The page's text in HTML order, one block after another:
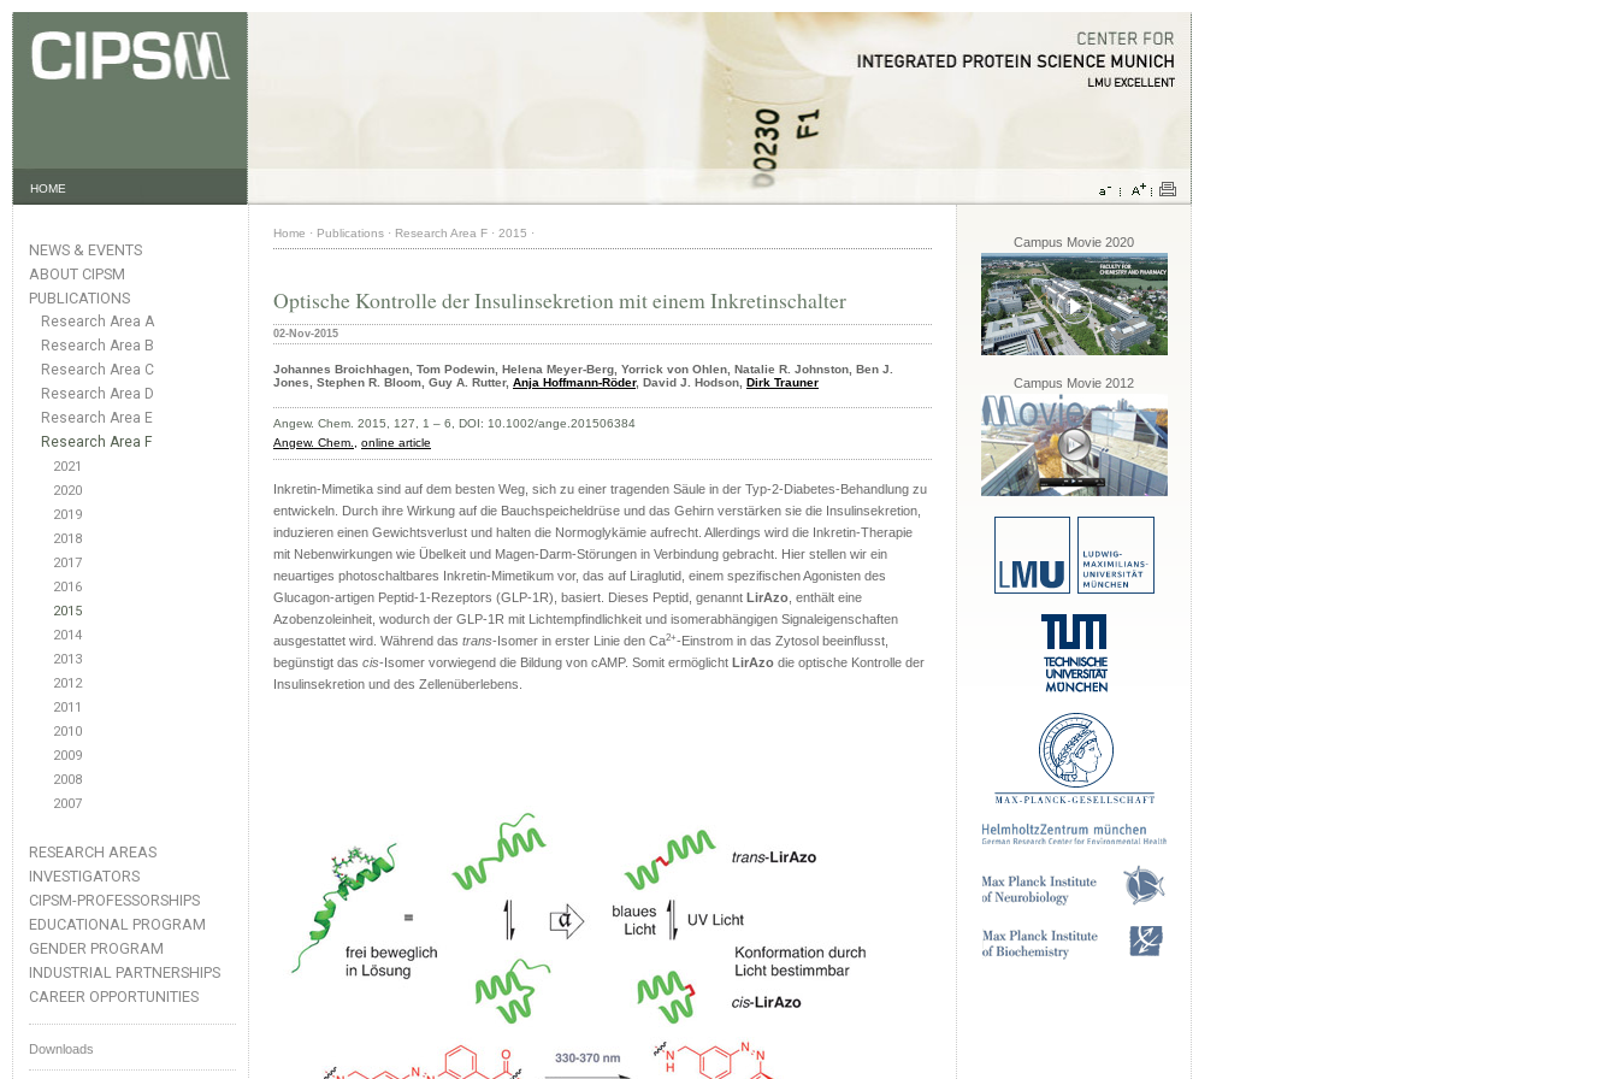
HOME
NEWS & EVENTS
ABOUT CIPSM
PUBLICATIONS
Research Area A
Research Area B
Research Area C
Research Area D
Research Area E
Research Area F
2021
2020
2019
2018
2017
2016
2015
2014
2013
2012
2011
2010
2009
2008
2007
RESEARCH AREAS
INVESTIGATORS
CIPSM-PROFESSORSHIPS
EDUCATIONAL PROGRAM
GENDER PROGRAM
INDUSTRIAL PARTNERSHIPS
CAREER OPPORTUNITIES
Downloads
Home · Publications · Research Area F · 2015 ·
Optische Kontrolle der Insulinsekretion mit einem Inkretinschalter
02-Nov-2015
Johannes Broichhagen, Tom Podewin, Helena Meyer-Berg, Yorrick von Ohlen, Natalie R. Johnston, Ben J.
Jones, Stephen R. Bloom, Guy A. Rutter, Anja Hoffmann-Röder, David J. Hodson, Dirk Trauner
Angew. Chem. 2015, 127, 1 – 6, DOI: 10.1002/ange.201506384
Angew. Chem.,
online article
Inkretin-Mimetika sind auf dem besten Weg, sich zu einer tragenden Säule in der Typ-2-Diabetes-Behandlung zu
entwickeln. Durch ihre Wirkung auf die Bauchspeicheldrüse und das Gehirn verstärken sie die Insulinsekretion,
induzieren einen Gewichtsverlust und halten die Normoglykämie aufrecht. Allerdings wird die Inkretin-Therapie
mit Nebenwirkungen wie Übelkeit und Magen-Darm-Störungen in Verbindung gebracht. Hier stellen wir ein
neuartiges photoschaltbares Inkretin-Mimetikum vor, das auf Liraglutid, einem spezifischen Agonisten des
Glucagon-artigen Peptid-1-Rezeptors (GLP-1R), basiert. Dieses Peptid, genannt LirAzo , enthält eine
Azobenzoleinheit, wodurch der GLP-1R mit Lichtempfindlichkeit und isomerabhängigen Signaleigenschaften
ausgestattet wird. Während das trans-Isomer in erster Linie den Ca2+-Einstrom in das Zytosol beeinflusst,
begünstigt das cis-Isomer vorwiegend die Bildung von cAMP. Somit ermöglicht LirAzo die optische Kontrolle der
Insulinsekretion und des Zellenüberlebens.
Campus Movie 2020
Campus Movie 2012